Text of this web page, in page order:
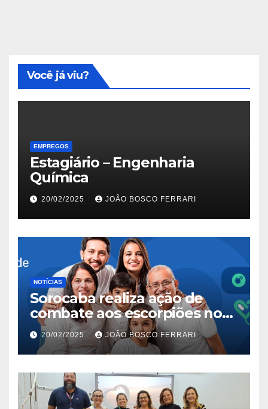
Você já viu?
EMPREGOS
Estagiário – Engenharia
Química
20/02/2025 JOÃO BOSCO FERRARI
NOTÍCIAS
Sorocaba realiza ação de
combate aos escorpiões no
Jardim São Carlos
20/02/2025 JOÃO BOSCO FERRARI